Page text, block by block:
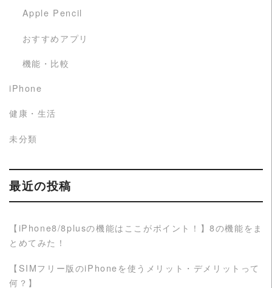
Apple Pencil
おすすめアプリ
機能・比較
iPhone
健康・生活
未分類
最近の投稿
【iPhone8/8plusの機能はここがポイント！】8の機能をま
とめてみた！
【SIMフリー版のiPhoneを使うメリット・デメリットって
何？】